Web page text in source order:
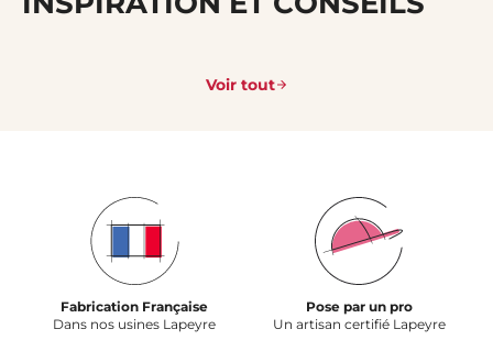
Voir tout
Fabrication Française
Dans nos usines Lapeyre
Pose par un pro
Un artisan certifié Lapeyre